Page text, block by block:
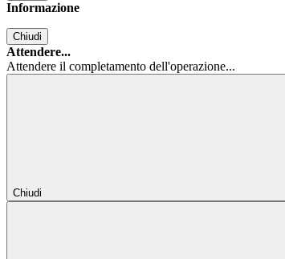
Informazione
Chiudi
Attendere...
Attendere il completamento dell'operazione...
Chiudi